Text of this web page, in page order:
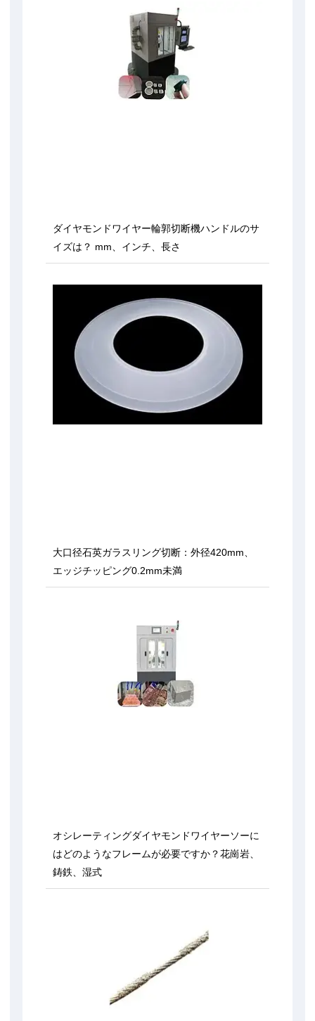
ダイヤモンドワイヤー輪郭切断機ハンドルのサ
イズは？ mm、インチ、長さ
大口径石英ガラスリング切断：外径420mm、
エッジチッピング0.2mm未満
オシレーティングダイヤモンドワイヤーソーに
はどのようなフレームが必要ですか？花崗岩、
鋳鉄、湿式